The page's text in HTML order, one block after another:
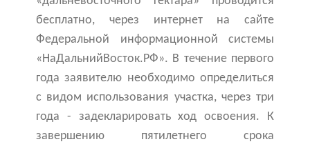
бесплатно, через интернет на сайте
Федеральной информационной системы
«НаДальнийВосток.РФ». В течение первого
года заявителю необходимо определиться
с видом использования участка, через три
года - задекларировать ход освоения. К
завершению пятилетнего срока